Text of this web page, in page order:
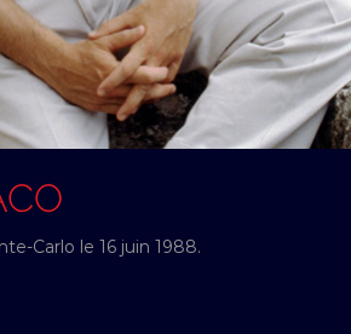
Carlo le 16 juin 1988.